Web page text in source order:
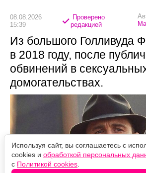
08.08.2026
15:39
Проверено
редакцией
Из большого Голливуда
в 2018 году, после
обвинений в
домогательствах.
Используя сайт, вы соглашаетесь с
cookies и обработкой персональных
с Политикой cookies